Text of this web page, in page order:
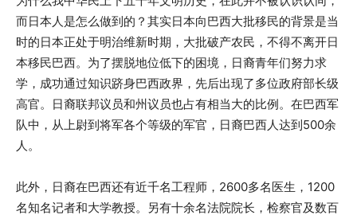
而日本人是怎么做到的？其实日本向巴西大批移民的背景是当
时的日本正处于明治维新时期，大批破产农民，不得不离开日
本移民巴西。为了摆脱地位低下的困境，日裔青年们努力求
学，成功通过知识跻身巴西政界，先后出现了多位政府部长级
高官。日裔联邦议员和州议员也占有相当大的比例。在巴西军
队中，从上尉到将军各个等级的军官，日裔巴西人达到500余
人。
此外，日裔在巴西还有近千名工程师，2600多名医生，1200
名知名记者和大学教授。另有十余名法院院长，检察官及数百